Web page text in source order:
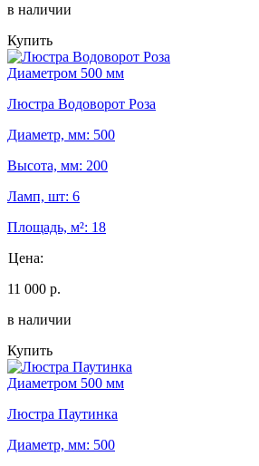
в наличии
Купить
Диаметром 500 мм
Люстра Водоворот Роза
Диаметр, мм: 500
Высота, мм: 200
Ламп, шт: 6
Площадь, м²: 18
Цена:
11 000 р.
в наличии
Купить
Диаметром 500 мм
Люстра Паутинка
Диаметр, мм: 500